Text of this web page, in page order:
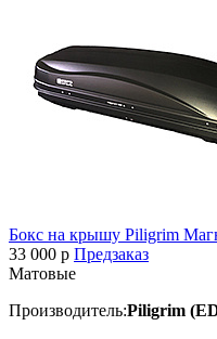
Бокс на крышу Piligrim
33 000 p Предзаказ
Матовые
Производитель:Piligrim